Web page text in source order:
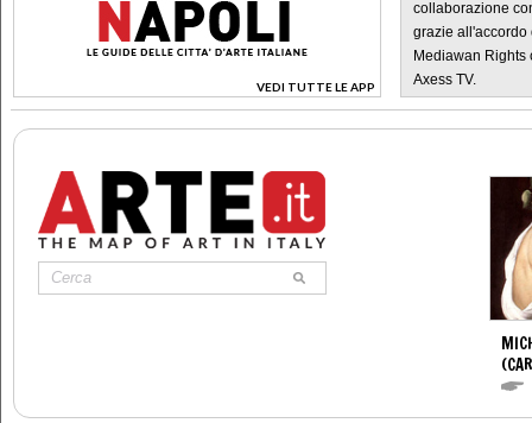
VEDI TUTTE LE APP
>
collaborazione
grazie all'accordo
Mediawan Rights
Axess TV.